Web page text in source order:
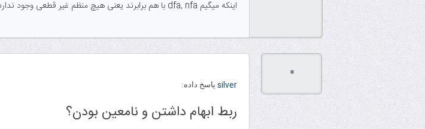
اینکه میگیم dfa, nfa با هم برابرند یعنی هیچ منظم غیر قطعی وجود ندارد؟
۰
silver پاسخ داده:
ربط ابهام داشتن و نامعین بودن؟